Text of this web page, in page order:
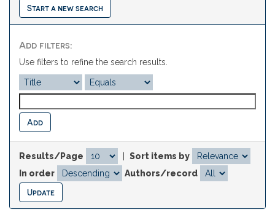
Start a new search
Add filters:
Use filters to refine the search results.
Results/Page
Sort items by
In order
Authors/record